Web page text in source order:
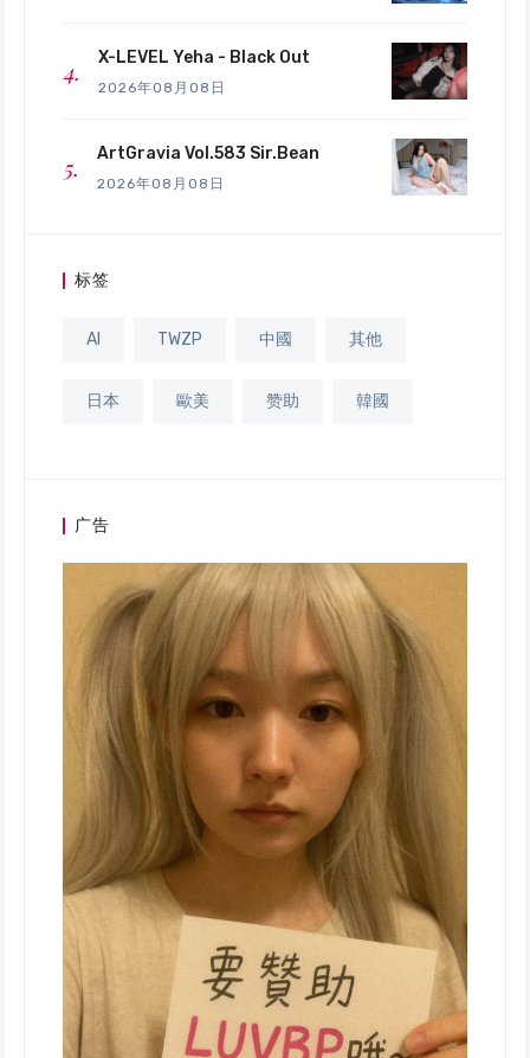
X-LEVEL Yeha - Black Out
2026年08月08日
ArtGravia Vol.583 Sir.Bean
2026年08月08日
标签
AI TWZP 中國 其他
日本 歐美 赞助 韓國
广告